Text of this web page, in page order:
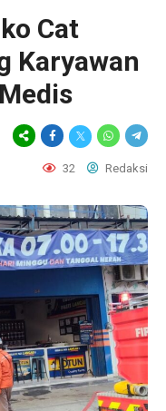
Cat
Karyawan
32 Redaksi